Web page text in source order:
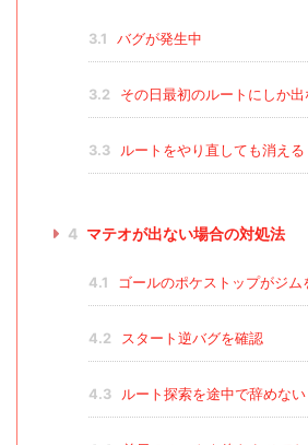
3.1 バグが発生中
3.2 その日最初のルートにしか出
3.3 ルートをやり直しても消える
4 マテオが出ない場合の対処法
4.1 ゴールのポケストップがジム
4.2 スタート逆バグを確認
4.3 ルート探索を途中で辞めない